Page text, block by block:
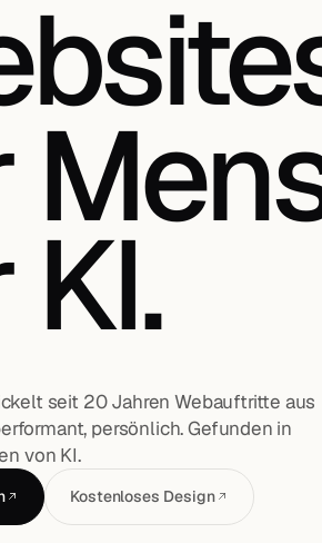
seit 20 Jahren Webauftritte aus
persönlich. Gefunden in
von KI.
Kostenloses Design